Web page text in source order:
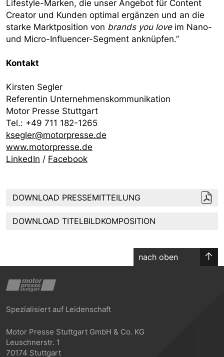
Lifestyle-Marken, die unser Angebot für Content
Creator und Kunden optimal ergänzen und an die
starke Marktposition von brands you loveim Nano-
und Micro-Influencer-Segment anknüpfen.”
Kontakt
Kirsten Segler
Referentin Unternehmenskommunikation
Motor Presse Stuttgart
Tel.: +49 711 182-1265
ksegler@motorpresse.de
www.motorpresse.de
LinkedIn / Facebook
DOWNLOAD PRESSEMITTEILUNG
DOWNLOAD TITELBILDKOMPOSITION
nach oben
Spezialisiert auf Leidenschaft
Motor Presse Stuttgart GmbH & Co. KG
Leuschnerstr. 1
70174 Stuttgart